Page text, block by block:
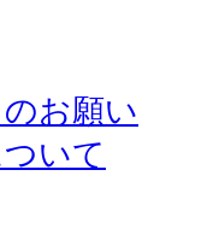
お願い
いて